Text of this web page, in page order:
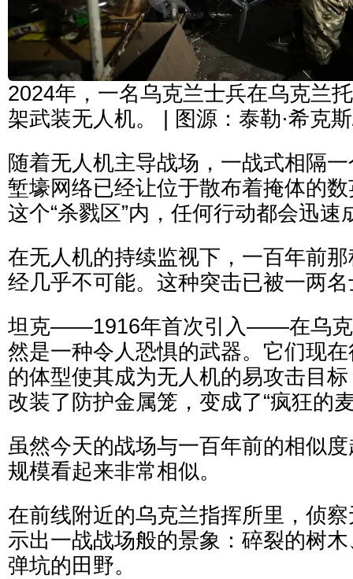
2024年，一名乌克兰士兵在乌克兰
架武装无人机。 | 图源：泰勒·希克
随着无人机主导战场，一战式相隔
堑壕网络已经让位于散布着掩体的
这个“杀戮区”内，任何行动都会迅
在无人机的持续监视下，一百年前
经几乎不可能。这种突击已被一两
坦克——1916年首次引入——在乌克
然是一种令人恐惧的武器。它们现
的体型使其成为无人机的易攻击目
改装了防护金属笼，变成了“疯狂的
虽然今天的战场与一百年前的相似
规模看起来非常相似。
在前线附近的乌克兰指挥所里，侦
示出一战战场般的景象：碎裂的树
弹坑的田野。